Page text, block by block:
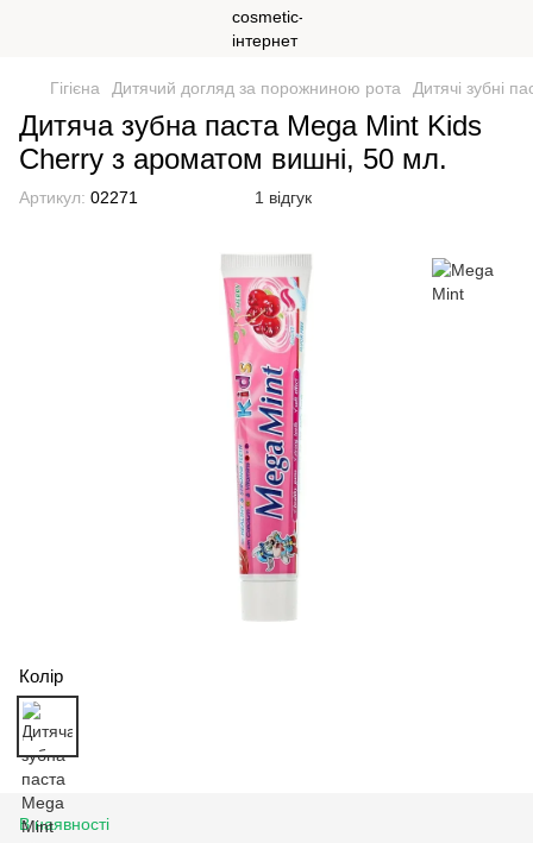
Гігієна Дитячий догляд за порожниною рота Дитячі зубні
Дитяча зубна паста Mega Мint Kids
Cherry з ароматом вишні, 50 мл.
Артикул: 02271 1 відгук
Колір
В наявності